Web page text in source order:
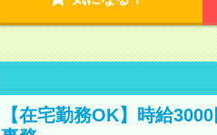
【在宅勤務OK】時給